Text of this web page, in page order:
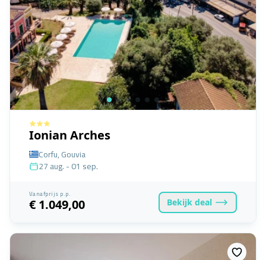
Ionian Arches
Corfu, Gouvia
27 aug. - 01 sep.
Vanafprijs p.p.
€ 1.049,00 Bekijk deal